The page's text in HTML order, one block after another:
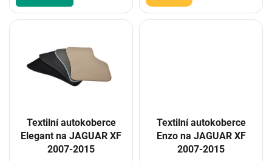
Textilní autokoberce
Elegant na JAGUAR XF
2007-2015
Textilní autokoberce
Enzo na JAGUAR XF
2007-2015